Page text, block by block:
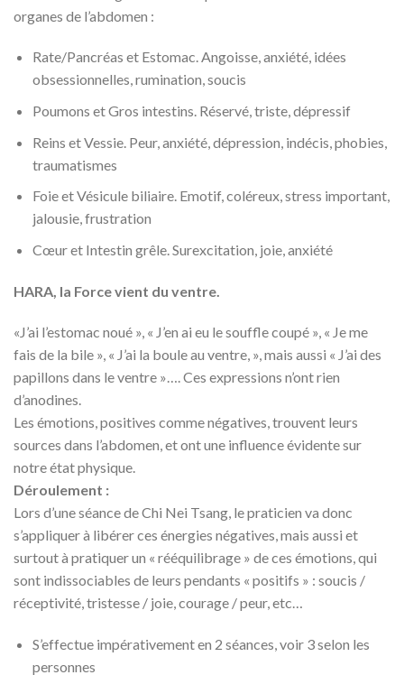
organes de l’abdomen :
Rate/Pancréas et Estomac. Angoisse, anxiété, idées
obsessionnelles, rumination, soucis
Poumons et Gros intestins. Réservé, triste, dépressif
Reins et Vessie. Peur, anxiété, dépression, indécis, phobies,
traumatismes
Foie et Vésicule biliaire. Emotif, coléreux, stress important,
jalousie, frustration
Cœur et Intestin grêle. Surexcitation, joie, anxiété
HARA, la Force vient du ventre.
«J’ai l’estomac noué », « J’en ai eu le souffle coupé », « Je me
fais de la bile », « J’ai la boule au ventre, », mais aussi « J’ai des
papillons dans le ventre »…. Ces expressions n’ont rien
d’anodines.
Les émotions, positives comme négatives, trouvent leurs
sources dans l’abdomen, et ont une influence évidente sur
notre état physique.
Déroulement :
Lors d’une séance de Chi Nei Tsang, le praticien va donc
s’appliquer à libérer ces énergies négatives, mais aussi et
surtout à pratiquer un « rééquilibrage » de ces émotions, qui
sont indissociables de leurs pendants « positifs » : soucis /
réceptivité, tristesse / joie, courage / peur, etc…
S’effectue impérativement en 2 séances, voir 3 selon les
personnes